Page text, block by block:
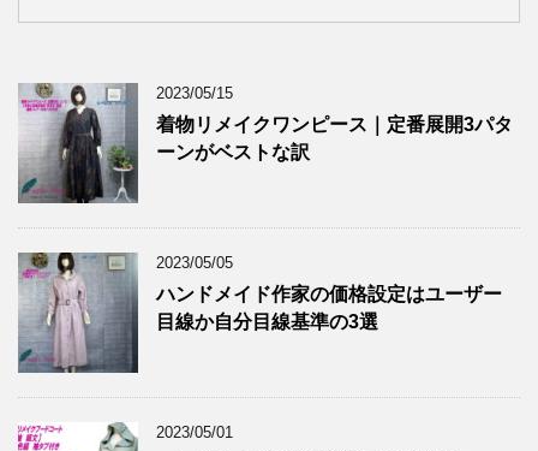
2023/05/15
着物リメイクワンピース｜定番展開3パタ
ーンがベストな訳
2023/05/05
ハンドメイド作家の価格設定はユーザー
目線か自分目線基準の3選
2023/05/01